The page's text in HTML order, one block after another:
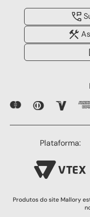
Plataforma:
Produtos do site Mallory